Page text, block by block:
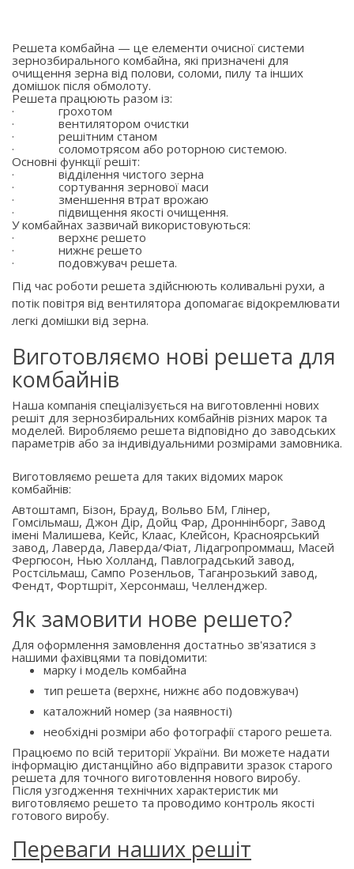
Решета комбайна — це елементи очисної системи
зернозбирального комбайна, які призначені для
очищення зерна від полови, соломи, пилу та інших
домішок після обмолоту.
Решета працюють разом із:
·
грохотом
·
вентилятором очистки
·
решітним станом
·
соломотрясом або роторною системою.
Основні функції решіт:
·
відділення чистого зерна
·
сортування зернової маси
·
зменшення втрат врожаю
·
підвищення якості очищення.
У комбайнах зазвичай використовуються:
·
верхнє решето
·
нижнє решето
·
подовжувач решета.
Під час роботи решета здійснюють коливальні рухи, а
потік повітря від вентилятора допомагає відокремлювати
легкі домішки від зерна.
Виготовляємо нові решета для
комбайнів
Наша компанія спеціалізується на виготовленні нових
решіт для зернозбиральних комбайнів різних марок та
моделей. Виробляємо решета відповідно до заводських
параметрів або за індивідуальними розмірами замовника.
Виготовляємо решета для таких відомих марок
комбайнів:
Автоштамп, Бізон, Брауд, Вольво БМ, Глінер,
Гомсільмаш, Джон Дір, Дойц Фар, Дроннінборг, Завод
імені Малишева, Кейс, Клаас, Клейсон, Красноярський
завод, Лаверда, Лаверда/Фіат, Лідагропроммаш, Масей
Фергюсон, Нью Холланд, Павлоградський завод,
Ростсільмаш, Сампо Розенльов, Таганрозький завод,
Фендт, Фортшріт, Херсонмаш, Челленджер.
Як замовити нове решето?
Для оформлення замовлення достатньо зв'язатися з
нашими фахівцями та повідомити:
марку і модель комбайна
тип решета (верхнє, нижнє або подовжувач)
каталожний номер (за наявності)
необхідні розміри або фотографії старого решета.
Працюємо по всій території України. Ви можете надати
інформацію дистанційно або відправити зразок старого
решета для точного виготовлення нового виробу.
Після узгодження технічних характеристик ми
виготовляємо решето та проводимо контроль якості
готового виробу.
Переваги наших решіт